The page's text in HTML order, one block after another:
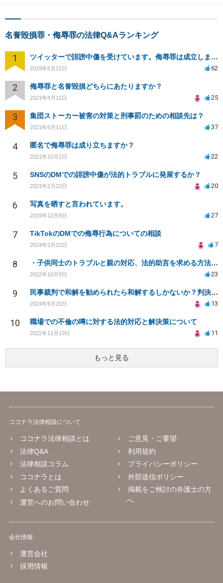
名誉毀損罪・侮辱罪の法律Q&Aランキング
1 ツイッターで誹謗中傷を受けています。侮辱罪は成立しますか？
2019年6月21日 62
2 侮辱罪と名誉毀損どちらにあたりますか？
2021年4月12日 25
3 集団ストーカー被害の対策と刑事罰のための相談先は？
2021年6月11日 37
4 匿名で侮辱罪は成り立ちますか？
2021年10月2日 22
5 SNSのDMでの誹謗中傷が法的トラブルに発展するか？
2021年2月22日 20
6 写真を晒すと言われています。
2019年12月8日 27
7 TikTokのDMでの侮辱行為についての相談
2024年2月22日 7
8 ・子供同士のトラブルと親の対応、法的助言を求める方法は？
2022年10月9日 23
9 民事裁判で和解を勧められたら和解するしかないか？判決で大きく結果が変わることはありますか？
2024年9月20日 13
10 職場での不倫の噂に対する法的対応と解決策について
2022年11月19日 11
もっと見る
ココナラ法律相談について
ココナラ法律相談とは
法律Q&A
法律相談コラム
ココナラとは
よくあるご質問
運営へのお問い合わせ
ご意見・ご要望
利用規約
プライバシーポリシー
外部送信ポリシー
掲載をご検討の弁護士の方
へ
会社情報
運営会社
採用情報